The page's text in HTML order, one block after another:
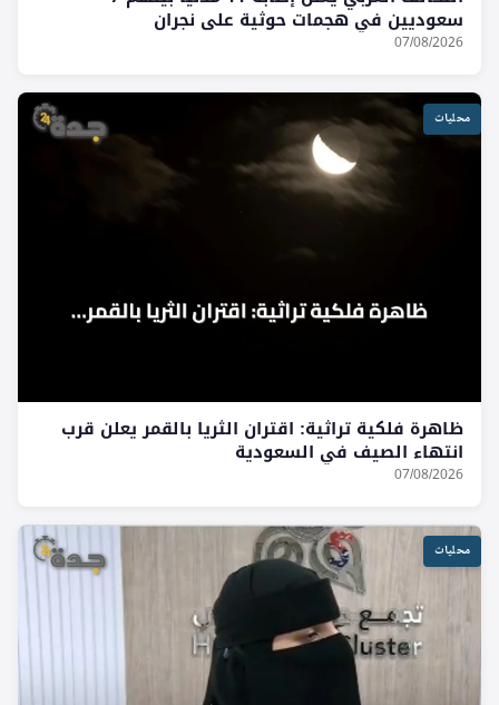
سعوديين في هجمات حوثية على نجران
07/08/2026
محليات
ظاهرة فلكية تراثية: اقتران الثريا بالقمر يعلن قرب
انتهاء الصيف في السعودية
07/08/2026
محليات